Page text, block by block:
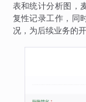
表和统计分析图，
复性记录工作，同
况，为后续业务的